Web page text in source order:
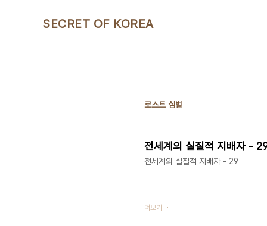
SECRET OF KOREA
로스트 심벌
전세계의 실질적 지배자 -
전세계의 실질적 지배자 - 29
더보기